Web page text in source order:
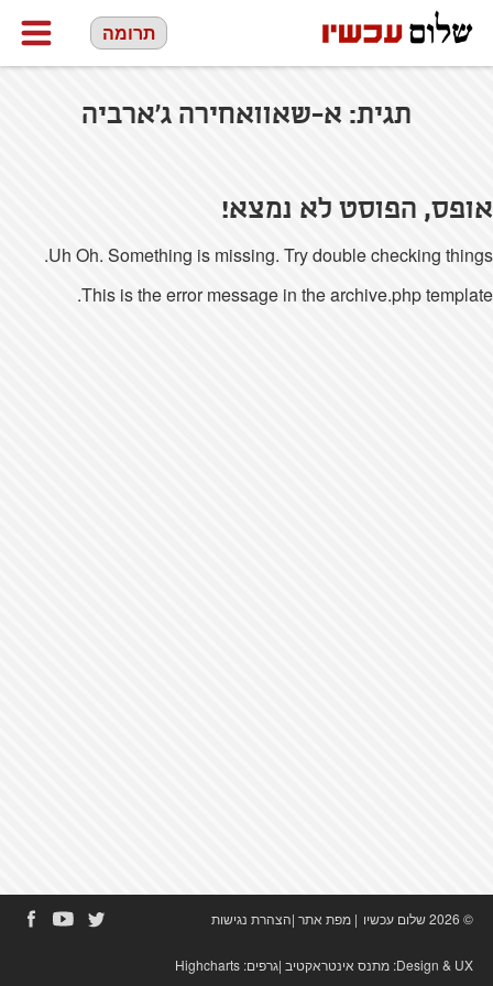
תרומה
תגית: א-שאוואחירה ג'ארביה
אופס, הפוסט לא נמצא!
Uh Oh. Something is missing. Try double checking things.
This is the error message in the archive.php template.
© 2026 שלום עכשיו | מפת אתר|הצהרת נגישות
Design & UX: מתנס אינטראקטיב|גרפים: Highcharts